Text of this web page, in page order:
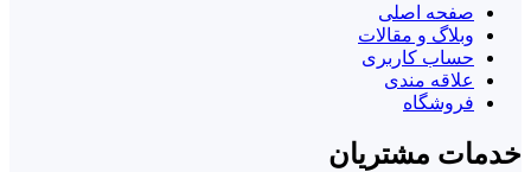
صفحه اصلی
وبلاگ و مقالات
حساب کاربری
علاقه مندی
فروشگاه
خدمات مشتریان